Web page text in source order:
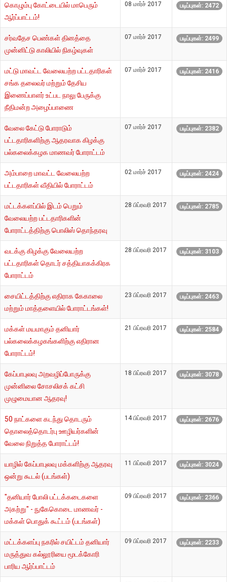
கொழும்பு கோட்டையில் மாபெரும்
ஆர்ப்பாட்டம்!
08 மார்ச் 2017 படிப்புகள்: 2472
சர்வதேச பெண்கள் தினத்தை
முன்னிட்டு காலியில் நிகழ்வுகள்
07 மார்ச் 2017 படிப்புகள்: 2499
மட்டு மாவட்ட வேலையற்ற பட்டதாரிகள்
சங்க தலைவர் மற்றும் தேசிய
இணைப்பாளர் உட்பட நாலு பேருக்கு
நீதிமன்ற அழைப்பாணை
07 மார்ச் 2017 படிப்புகள்: 2416
வேலை கேட்டு போராடும்
பட்டதாரிகளிற்கு ஆதரவாக கிழக்கு
பல்கலைக்கழக மாணவர் போராட்டம்
07 மார்ச் 2017 படிப்புகள்: 2382
அம்பாறை மாவட்ட வேலையற்ற
பட்டதாரிகள் வீதியில் போராட்டம்
02 மார்ச் 2017 படிப்புகள்: 2424
மட்டக்களப்பில் இடம் பெறும்
வேலையற்ற பட்டதாரிகளின்
போராட்டத்திற்கு பொலிஸ் தொந்தரவு
28 பிப்ரவரி 2017 படிப்புகள்: 2785
வடக்கு கிழக்கு வேலையற்ற
பட்டதாரிகள் தொடர் சத்தியாகக்கிரக
போராட்டம்
28 பிப்ரவரி 2017 படிப்புகள்: 3103
சையிட்டத்திற்கு எதிராக கேகாலை
மற்றும் மாத்தளையில் போராட்டங்கள்!
23 பிப்ரவரி 2017 படிப்புகள்: 2463
மக்கள் மயமாகும் தனியார்
பல்கலைக்கழகங்களிற்கு எதிரான
போராட்டம்!
21 பிப்ரவரி 2017 படிப்புகள்: 2584
கேப்பாபுலவு அறவழிப்போருக்கு
முன்னிலை சோசலிசக் கட்சி
முழுமையான ஆதரவு!
18 பிப்ரவரி 2017 படிப்புகள்: 3078
50 நாட்களை கடந்து தொடரும்
தொலைத்தொடர்பு ஊழியர்களின்
வேலை நிறுத்த போராட்டம்!
14 பிப்ரவரி 2017 படிப்புகள்: 2676
யாழில் கேப்பாபுலவு மக்களிற்கு ஆதரவு
ஒன்று கூடல் (படங்கள்)
11 பிப்ரவரி 2017 படிப்புகள்: 3024
"தனியார் போலி பட்டக்கடைகளை
அகற்று" - நுகேகொடை மாணவர் -
மக்கள் பொதுக் கூட்டம் (படங்கள்)
09 பிப்ரவரி 2017 படிப்புகள்: 2366
மட்டக்களப்பு நகரில் சயிட்டம் தனியார்
மருத்துவ கல்லூரியை மூடக்கோரி
பாரிய ஆர்ப்பாட்டம்
09 பிப்ரவரி 2017 படிப்புகள்: 2233